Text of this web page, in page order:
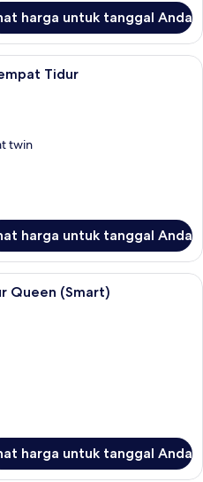
harga untuk tanggal Anda
Kamar Keluarga, Beberapa Tempat
Tidur
twin
harga untuk tanggal Anda
Kamar Double, 1 Tempat Tidur
Queen (Smart)
harga untuk tanggal Anda